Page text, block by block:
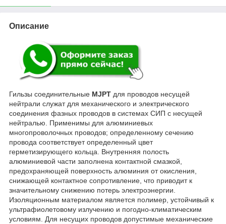
Описание
Гильзы соединительные MJPT для проводов несущей
нейтрали служат для механического и электрического
соединения фазных проводов в системах СИП с несущей
нейтралью. Применимы для алюминиевых
многопроволочных проводов; определенному сечению
провода соответствует определенный цвет
герметизирующего кольца. Внутренняя полость
алюминиевой части заполнена контактной смазкой,
предохраняющей поверхность алюминия от окисления,
снижающей контактное сопротивление, что приводит к
значительному снижению потерь электроэнергии.
Изоляционным материалом является полимер, устойчивый к
ультрафиолетовому излучению и погодно-климатическим
условиям. Для несущих проводов допустимые механические